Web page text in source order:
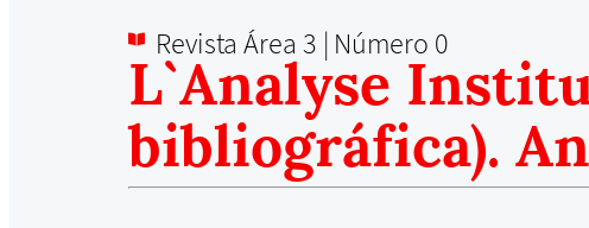
Revista Área 3 | Número 0
L`Analyse
bibliográfica).